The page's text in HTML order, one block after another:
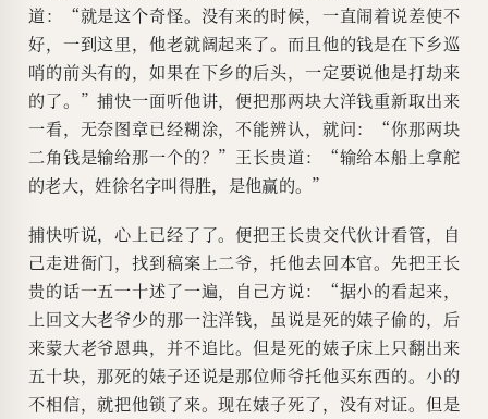
道：“就是这个奇怪。没有来的时候，一直闹着说差使不
好，一到这里，他老就阔起来了。而且他的钱是在下乡巡
哨的前头有的，如果在下乡的后头，一定要说他是打劫来
的了。”捕快一面听他讲，便把那两块大洋钱重新取出来
一看，无奈图章已经糊涂，不能辨认，就问：“你那两块
二角钱是输给那一个的？”王长贵道：“输给本船上拿舵
的老大，姓徐名字叫得胜，是他赢的。”
捕快听说，心上已经了了。便把王长贵交代伙计看管，自
己走进衙门，找到稿案上二爷，托他去回本官。先把王长
贵的话一五一十述了一遍，自己方说：“据小的看起来，
上回文大老爷少的那一注洋钱，虽说是死的婊子偷的，后
来蒙大老爷恩典，并不追比。但是死的婊子床上只翻出来
五十块，那死的婊子还说是那位师爷托他买东西的。小的
不相信，就把他锁了来。现在婊子死了，没有对证。但是